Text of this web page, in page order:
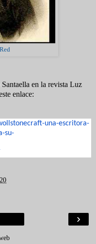
en la revista Luz
enlace:
una-escritora-
su-
›